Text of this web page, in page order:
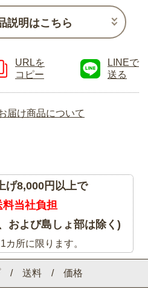
/ 送料 / 価格
説明はこちら
URLを
コピー
LINEで
送る
届け商品について
げ8,000円以上で
料当社負担
および島しょ部は除く)
所に限ります。